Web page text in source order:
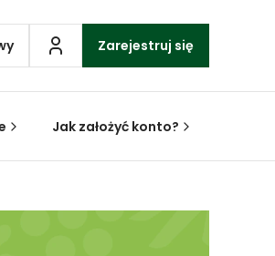
Zarejestruj się
Jak założyć konto?